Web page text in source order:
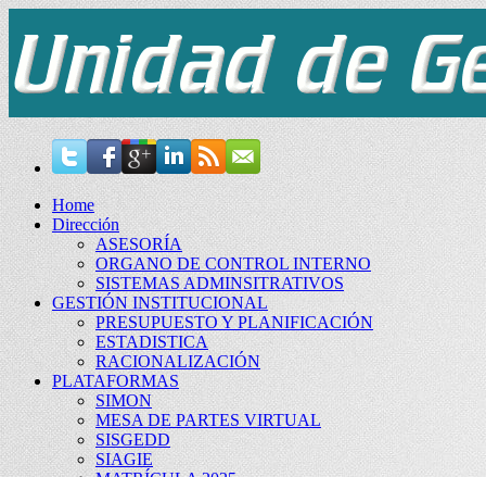
Home
Dirección
ASESORÍA
ORGANO DE CONTROL INTERNO
SISTEMAS ADMINSITRATIVOS
GESTIÓN INSTITUCIONAL
PRESUPUESTO Y PLANIFICACIÓN
ESTADISTICA
RACIONALIZACIÓN
PLATAFORMAS
SIMON
MESA DE PARTES VIRTUAL
SISGEDD
SIAGIE